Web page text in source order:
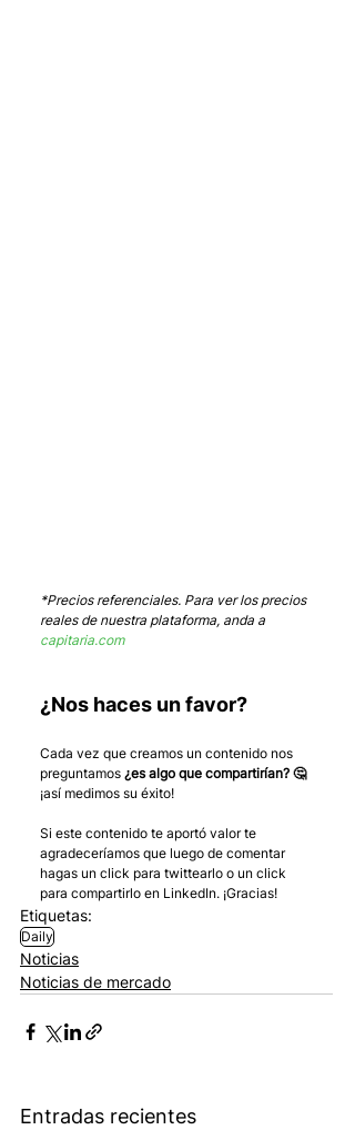
*Precios referenciales. Para ver los precios
reales de nuestra plataforma, anda a
capitaria.com
¿Nos haces un favor?
Cada vez que creamos un contenido nos
preguntamos ¿es algo que compartirían? 🤔
¡así medimos su éxito!
Si este contenido te aportó valor te
agradeceríamos que luego de comentar
hagas un click para twittearlo o un click
para compartirlo en LinkedIn. ¡Gracias!
Etiquetas:
Daily
Noticias
Noticias de mercado
Entradas recientes